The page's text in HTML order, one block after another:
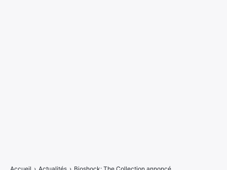
Accueil › Actualités › Bioshock: The Collection annoncé